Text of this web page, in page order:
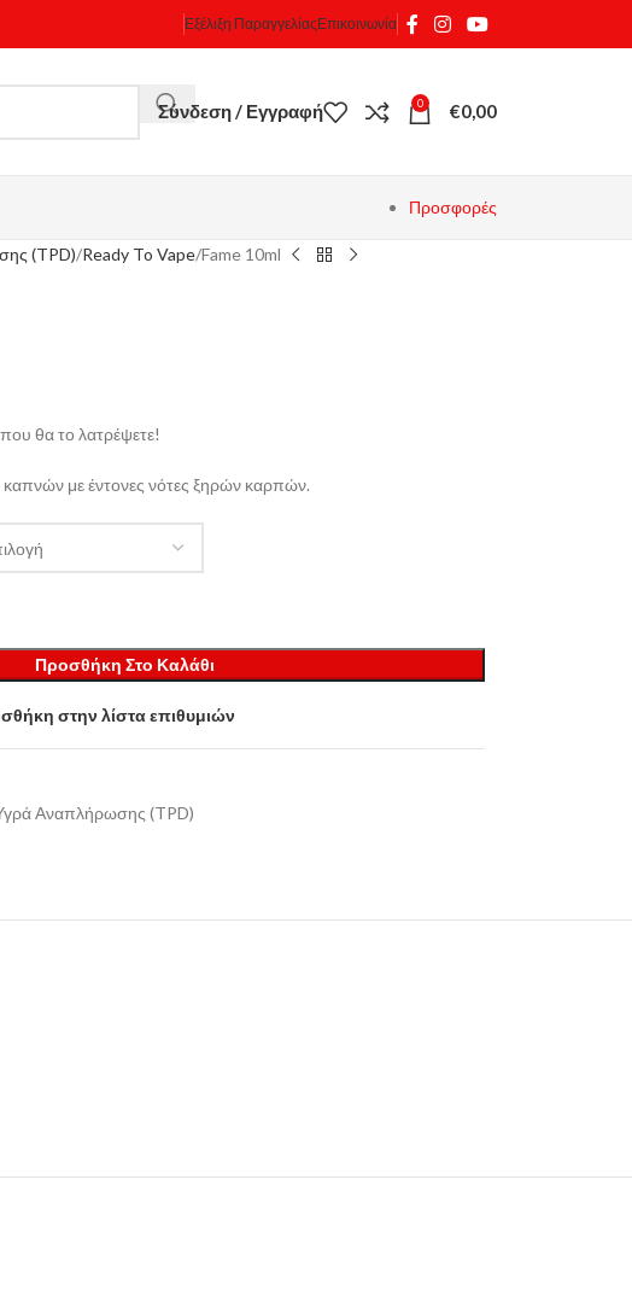
Εξέλιξη ΠαραγγελίαςΕπικοινωνία
Σύνδεση / Εγγραφή 0 €0,00
Προσφορές
(TPD) Ready To Vape Fame 10ml
που θα το λατρέψετε!
με έντονες νότες ξηρών καρπών.
Προσθήκη Στο Καλάθι
στην λίστα επιθυμιών
Αναπλήρωσης (TPD)